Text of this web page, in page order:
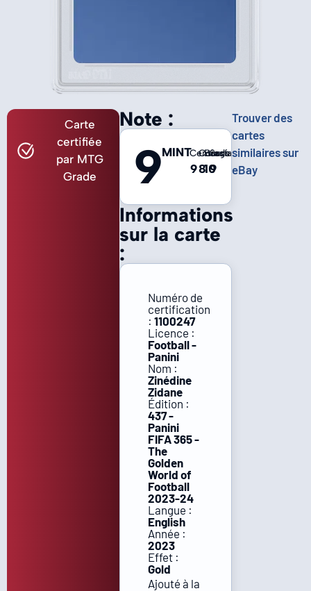
Carte
certifiée
par MTG
Grade
Informations
sur la carte
:
Numéro de
certification
: 1100247
Licence :
Football -
Panini
Nom :
Zinédine
Zidane
Édition :
437 -
Panini
FIFA 365 -
The
Golden
World of
Football
2023-24
Langue :
English
Année :
2023
Effet :
Gold
Ajouté à la
Note :
9MINTCentrage
9
Coins
8
Bords
10
Surface
9
Trouver des
cartes
similaires sur
eBay